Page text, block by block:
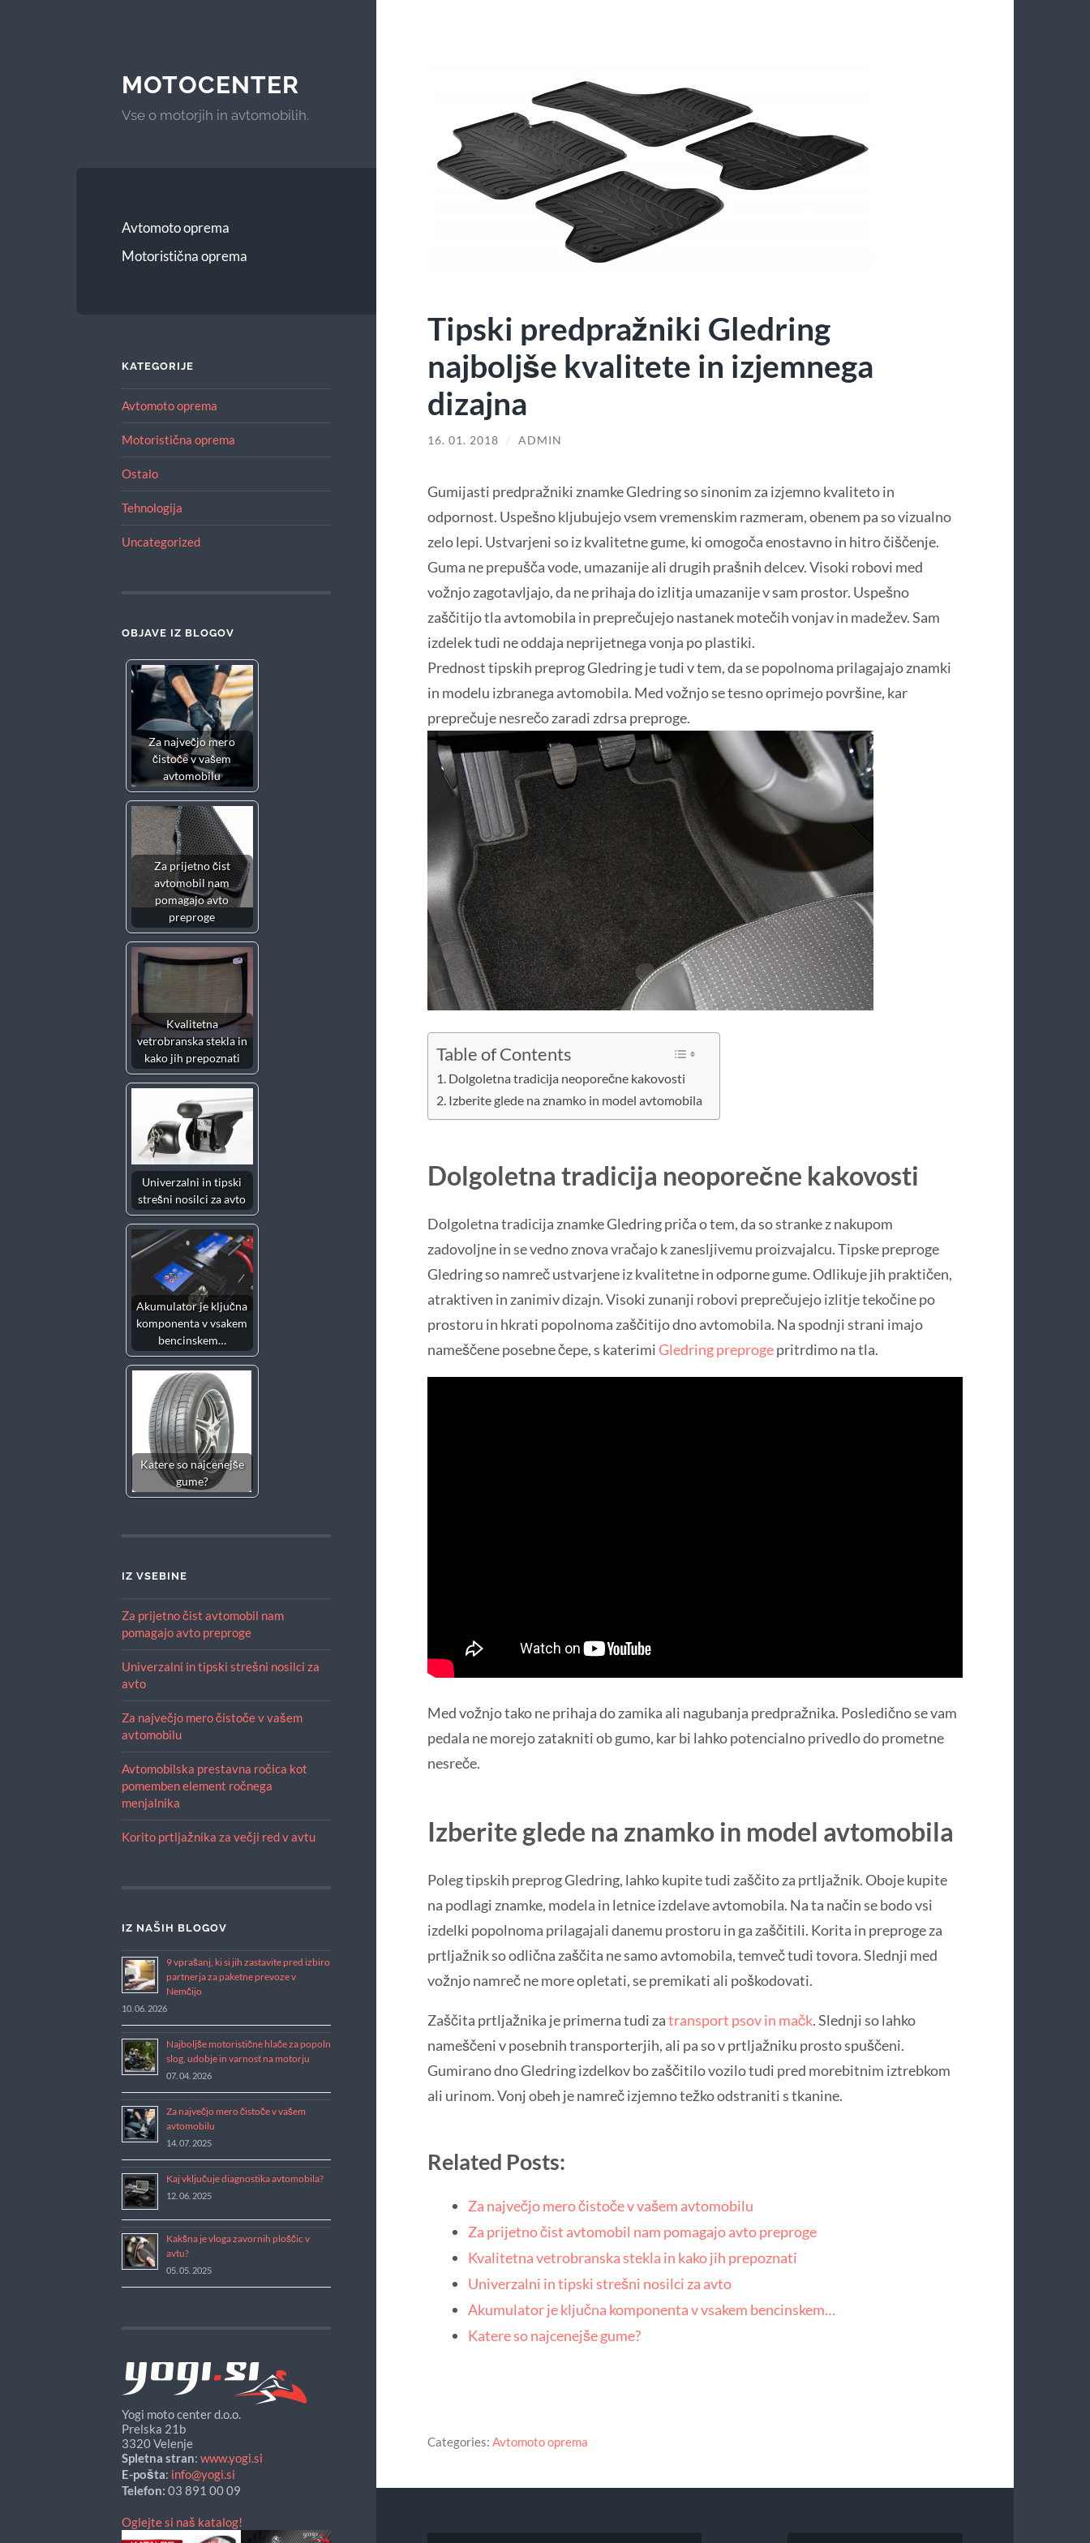
MOTOCENTER
Vse o motorjih in avtomobilih.
Avtomoto oprema
Motoristična oprema
KATEGORIJE
Avtomoto oprema
Motoristična oprema
Ostalo
Tehnologija
Uncategorized
OBJAVE IZ BLOGOV
Za največjo mero
čistoče v vašem
avtomobilu
Za prijetno čist
avtomobil nam
pomagajo avto
preproge
Kvalitetna
vetrobranska stekla in
kako jih prepoznati
Univerzalni in tipski
strešni nosilci za avto
Akumulator je ključna
komponenta v vsakem
bencinskem…
Katere so najcenejše
gume?
IZ VSEBINE
Za prijetno čist avtomobil nam
pomagajo avto preproge
Univerzalni in tipski strešni nosilci za
avto
Za največjo mero čistoče v vašem
avtomobilu
Avtomobilska prestavna ročica kot
pomemben element ročnega
menjalnika
Korito prtljažnika za večji red v avtu
IZ NAŠIH BLOGOV
9 vprašanj, ki si jih zastavite pred izbiro
partnerja za paketne prevoze v
Nemčijo
10. 06. 2026
Najboljše motoristične hlače za popoln
slog, udobje in varnost na motorju
07. 04. 2026
Za največjo mero čistoče v vašem
avtomobilu
14. 07. 2025
Kaj vključuje diagnostika avtomobila?
12. 06. 2025
Kakšna je vloga zavornih ploščic v
avtu?
05. 05. 2025
Yogi moto center d.o.o.
Prelska 21b
3320 Velenje
Spletna stran: www.yogi.si
E-pošta: info@yogi.si
Telefon: 03 891 00 09
Oglejte si naš katalog!
Tipski predpražniki Gledring
najboljše kvalitete in izjemnega
dizajna
16. 01. 2018 / ADMIN
Gumijasti predpražniki znamke Gledring so sinonim za izjemno kvaliteto in
odpornost. Uspešno kljubujejo vsem vremenskim razmeram, obenem pa so vizualno
zelo lepi. Ustvarjeni so iz kvalitetne gume, ki omogoča enostavno in hitro čiščenje.
Guma ne prepušča vode, umazanije ali drugih prašnih delcev. Visoki robovi med
vožnjo zagotavljajo, da ne prihaja do izlitja umazanije v sam prostor. Uspešno
zaščitijo tla avtomobila in preprečujejo nastanek motečih vonjav in madežev. Sam
izdelek tudi ne oddaja neprijetnega vonja po plastiki.
Prednost tipskih preprog Gledring je tudi v tem, da se popolnoma prilagajajo znamki
in modelu izbranega avtomobila. Med vožnjo se tesno oprimejo površine, kar
preprečuje nesrečo zaradi zdrsa preproge.
Table of Contents
Dolgoletna tradicija neoporečne kakovosti
Izberite glede na znamko in model avtomobila
Dolgoletna tradicija neoporečne kakovosti
Dolgoletna tradicija znamke Gledring priča o tem, da so stranke z nakupom
zadovoljne in se vedno znova vračajo k zanesljivemu proizvajalcu. Tipske preproge
Gledring so namreč ustvarjene iz kvalitetne in odporne gume. Odlikuje jih praktičen,
atraktiven in zanimiv dizajn. Visoki zunanji robovi preprečujejo izlitje tekočine po
prostoru in hkrati popolnoma zaščitijo dno avtomobila. Na spodnji strani imajo
nameščene posebne čepe, s katerimiGledring preprogepritrdimo na tla.
Med vožnjo tako ne prihaja do zamika ali nagubanja predpražnika. Posledično se vam
pedala ne morejo zatakniti ob gumo, kar bi lahko potencialno privedlo do prometne
nesreče.
Izberite glede na znamko in model avtomobila
Poleg tipskih preprog Gledring, lahko kupite tudi zaščito za prtljažnik. Oboje kupite
na podlagi znamke, modela in letnice izdelave avtomobila. Na ta način se bodo vsi
izdelki popolnoma prilagajali danemu prostoru in ga zaščitili. Korita in preproge za
prtljažnik so odlična zaščita ne samo avtomobila, temveč tudi tovora. Slednji med
vožnjo namreč ne more opletati, se premikati ali poškodovati.
Zaščita prtljažnika je primerna tudi zatransport psov in mačk. Slednji so lahko
nameščeni v posebnih transporterjih, ali pa so v prtljažniku prosto spuščeni.
Gumirano dno Gledring izdelkov bo zaščitilo vozilo tudi pred morebitnim iztrebkom
ali urinom. Vonj obeh je namreč izjemno težko odstraniti s tkanine.
Related Posts:
Za največjo mero čistoče v vašem avtomobilu
Za prijetno čist avtomobil nam pomagajo avto preproge
Kvalitetna vetrobranska stekla in kako jih prepoznati
Univerzalni in tipski strešni nosilci za avto
Akumulator je ključna komponenta v vsakem bencinskem…
Katere so najcenejše gume?
Categories: Avtomoto oprema